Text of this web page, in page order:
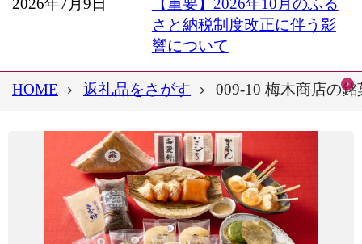
2026年7月9日
【重要】2026年10月のふる
さと納税制度改正に伴う影
響について
HOME 返礼品をさがす 009-10 梅木商店の